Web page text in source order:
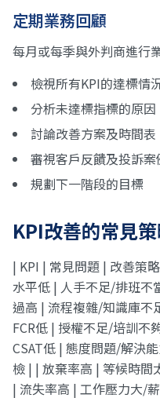
定期業務回顧
每月或每季與外判商進行
檢視所有KPI的達標情
分析未達標指標的原因
討論改善方案及時間表
審視客戶反饋及投訴案
規劃下一階段的目標
KPI改善的常見
| KPI | 常見問題 | 改善
水平低 | 人手不足/排班不
過高 | 流程複雜/知識庫不
FCR低 | 授權不足/培訓不
CSAT低 | 態度問題/解決
檢 | | 放棄率高 | 等候時間
| 流失率高 | 工作壓力大/